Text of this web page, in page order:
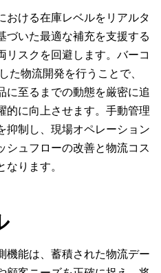
おける在庫レベルをリアルタ
づいた最適な補充を支援する
リスクを回避します。バーコ
た物流開発を行うことで、
に至るまでの動態を厳密に追
的に向上させます。手動管理
抑制し、現場オペレーション
シュフローの改善と物流コス
ります。
機能は、蓄積された物流デー